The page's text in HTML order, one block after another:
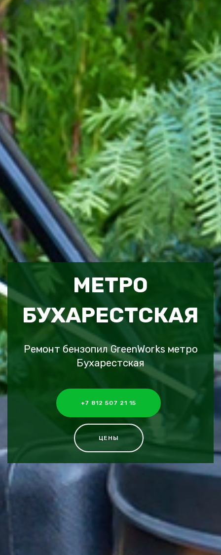
МЕТРО
БУХАРЕСТСКАЯ
Ремонт бензопил GreenWorks метро
Бухарестская
+7 812 507 21 15
ЦЕНЫ